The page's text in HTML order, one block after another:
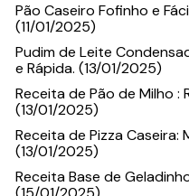
Pão Caseiro Fofinho e
(11/01/2025)
Pudim de Leite
e Rápida. (13/01/2025)
Receita de Pão de Milho :
(13/01/2025)
Receita de Pizza Caseira:
(13/01/2025)
Receita Base de